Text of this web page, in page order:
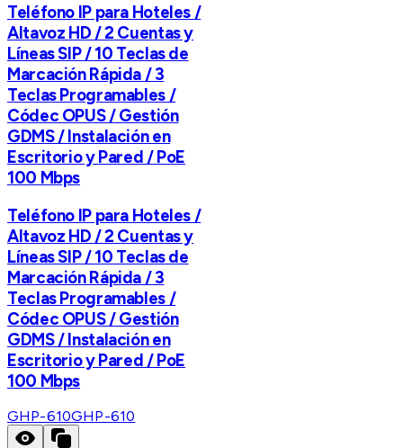
Teléfono IP para Hoteles /
Altavoz HD / 2 Cuentas y
Líneas SIP / 10 Teclas de
Marcación Rápida / 3
Teclas Programables /
Códec OPUS / Gestión
GDMS / Instalación en
Escritorio y Pared / PoE
100 Mbps
Teléfono IP para Hoteles /
Altavoz HD / 2 Cuentas y
Líneas SIP / 10 Teclas de
Marcación Rápida / 3
Teclas Programables /
Códec OPUS / Gestión
GDMS / Instalación en
Escritorio y Pared / PoE
100 Mbps
GHP-610GHP-610